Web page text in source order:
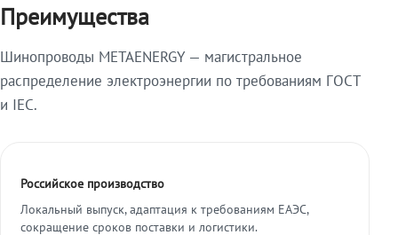
Преимущества
Шинопроводы METAENERGY — магистральное
распределение электроэнергии по требованиям ГОСТ
и IEC.
Российское производство
Локальный выпуск, адаптация к требованиям ЕАЭС,
сокращение сроков поставки и логистики.